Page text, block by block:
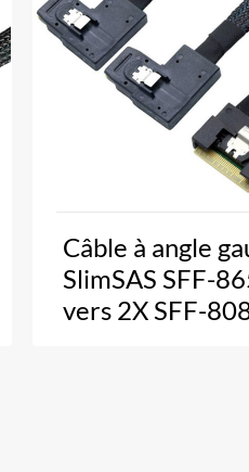
Câble à angle
SlimSAS SFF-
vers 2X SFF-